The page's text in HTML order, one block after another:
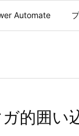
Automate
的囲い